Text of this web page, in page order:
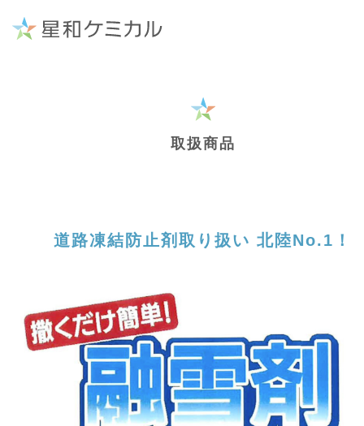
取扱商品
道路凍結防止剤取り扱い 北陸No.1！